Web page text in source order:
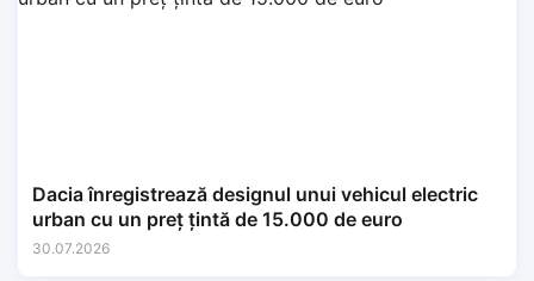
Dacia înregistrează designul unui vehicul electric
urban cu un preț țintă de 15.000 de euro
30.07.2026